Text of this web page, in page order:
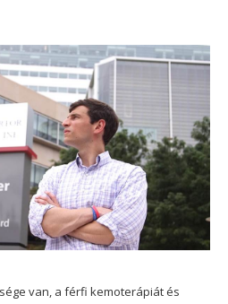
van, a férfi kemoterápiát és